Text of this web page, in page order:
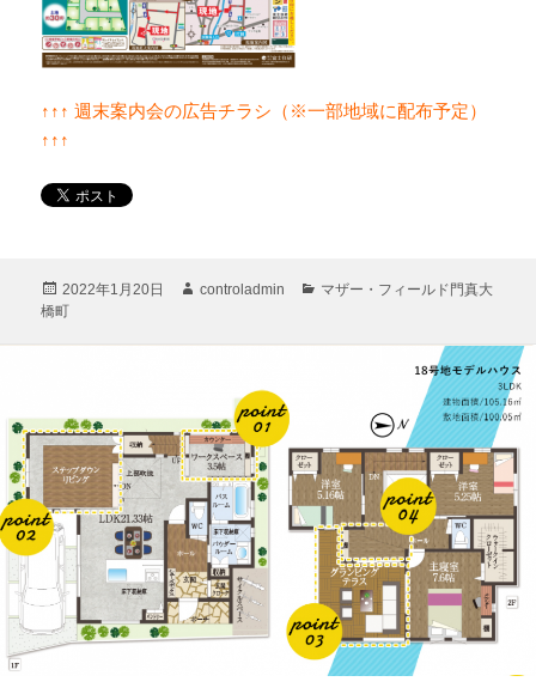
↑↑↑ 週末案内会の広告チラシ（※一部地域に配布予定）
↑↑↑
投
稿
2022年1月20日
作
controladmin
カ
マザー・フィールド門真大
橋町